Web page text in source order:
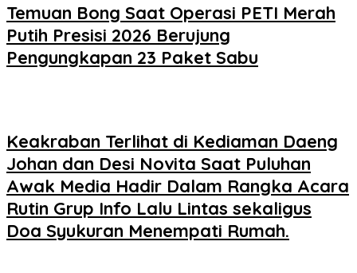
Temuan Bong Saat Operasi PETI Merah
Putih Presisi 2026 Berujung
Pengungkapan 23 Paket Sabu
Keakraban Terlihat di Kediaman Daeng
Johan dan Desi Novita Saat Puluhan
Awak Media Hadir Dalam Rangka Acara
Rutin Grup Info Lalu Lintas sekaligus
Doa Syukuran Menempati Rumah.